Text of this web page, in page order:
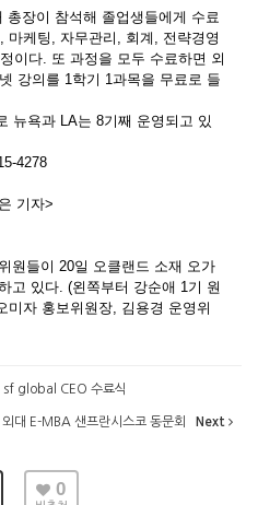
장이 참석해 졸업생들에게 수료
마케팅, 자무관리, 회계, 전략경영
이다. 또 과정을 모두 수료하면 외
강의를 1학기 1과목을 무료로 들
뉴욕과 LA는 8기째 운영되고 있
4278
기자>
원들이 20일 오클랜드 소재 오가
고 있다. (왼쪽부터 강순애 1기 원
미자 홍보위원장, 김용경 운영위
sf global CEO 수료식
외대 E-MBA 샌프란시스코 동문회 Next
0